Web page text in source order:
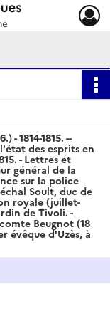
- 1814-1815. --
des esprits en
- Lettres et
général de la
sur la police
Soult, duc de
royale (juillet-
de Tivoli. -
Beugnot (18
évêque d'Uzès, à